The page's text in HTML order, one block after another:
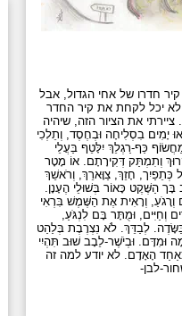
חדרו של אחי הגדול, אבל
לא יכל לקחת את קיר החדר
את הציור הזה, שיהיה
יָמִים בִסְלִיחָה וּבְחֶסֶד, וְתֵלְכִי
כַּף-רַגְלֵךְ יִלָּטֵף בַּעֲלֵי
וְתִמְתַּק דְּקִירָתָם. אוֹ מָטָר
כְּתֵפַיִך, חָזֵךְ, צַוָּארֵךְ, וְרֹאשֵׁךְ
בָּך הַשֶּׁקֶט כָּאוֹר בְּשׁוּלֵי הֶעָנָן.
וְרָאִית אֶת הַשֶּׁמֶשׁ בִּרְאִי
וְחַיִּים, וּמֻתָּר בָּם לִנְגֹּעַ,
לְבַדֵּךְ. לֹא נִצְרֶבֶת בְּלַהַט
וּמִדָּם. וּבְיֹשֶׁר-לֵבָב שׁוּב תִּהְיִי
הָאָדָם. לא יודע למה זה
לבן-